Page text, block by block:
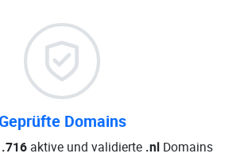
Geprüfte Domains
aktive und validierte .nlDomains